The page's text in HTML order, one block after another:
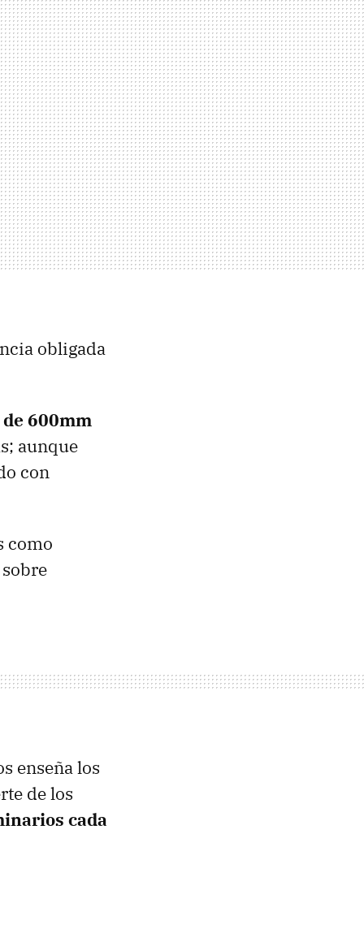
obligada
600mm
aunque
con
como
enseña los
de los
cada